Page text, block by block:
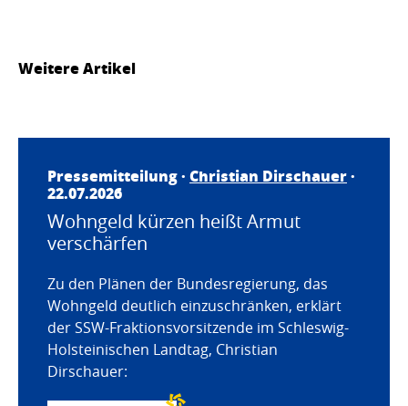
Weitere Artikel
Pressemitteilung · Christian Dirschauer·
22.07.2026
Wohngeld kürzen heißt Armut
verschärfen
Zu den Plänen der Bundesregierung, das
Wohngeld deutlich einzuschränken, erklärt
der SSW-Fraktionsvorsitzende im Schleswig-
Holsteinischen Landtag, Christian
Dirschauer: